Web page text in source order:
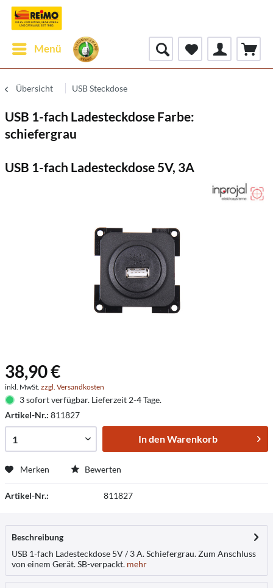
Menü
Übersicht USB Steckdose
USB 1-fach Ladesteckdose Farbe:
schiefergrau
USB 1-fach Ladesteckdose 5V, 3A
38,90 €
inkl. MwSt. zzgl. Versandkosten
3 sofort verfügbar. Lieferzeit 2-4 Tage.
Artikel-Nr.: 811827
In denWarenkorb
Merken Bewerten
Artikel-Nr.: 811827
Beschreibung
USB 1-fach Ladesteckdose 5V / 3 A. Schiefergrau. Zum Anschluss
von einem Gerät. SB-verpackt. mehr